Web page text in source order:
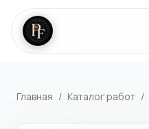
Главная / Каталог работ /